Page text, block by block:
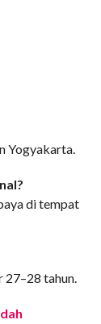
Yogyakarta.
di tempat
27–28 tahun.